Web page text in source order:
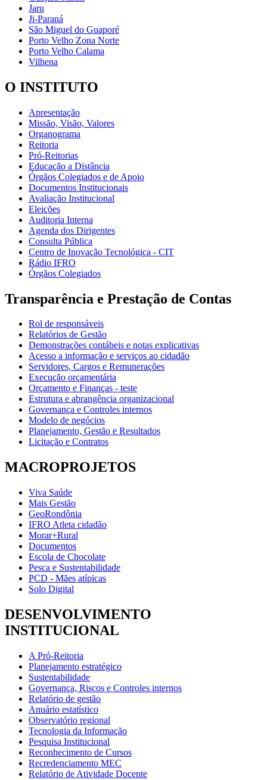
Jaru
Ji-Paraná
São Miguel do Guaporé
Porto Velho Zona Norte
Porto Velho Calama
Vilhena
O INSTITUTO
Apresentação
Missão, Visão, Valores
Organograma
Reitoria
Pró-Reitorias
Educação a Distância
Órgãos Colegiados e de Apoio
Documentos Institucionais
Avaliação Institucional
Eleições
Auditoria Interna
Agenda dos Dirigentes
Consulta Pública
Centro de Inovação Tecnológica - CIT
Rádio IFRO
Órgãos Colegiados
Transparência e Prestação de Contas
Rol de responsáveis
Relatórios de Gestão
Demonstrações contábeis e notas explicativas
Acesso a informação e serviços ao cidadão
Servidores, Cargos e Remunerações
Execução orçamentária
Orçamento e Finanças - teste
Estrutura e abrangência organizacional
Governança e Controles internos
Modelo de negócios
Planejamento, Gestão e Resultados
Licitação e Contratos
MACROPROJETOS
Viva Saúde
Mais Gestão
GeoRondônia
IFRO Atleta cidadão
Morar+Rural
Documentos
Escola de Chocolate
Pesca e Sustentabilidade
PCD - Mães atípicas
Solo Digital
DESENVOLVIMENTO
INSTITUCIONAL
A Pró-Reitoria
Planejamento estratégico
Sustentabilidade
Governança, Riscos e Controles internos
Relatório de gestão
Anuário estatístico
Observatório regional
Tecnologia da Informação
Pesquisa Institucional
Reconhecimento de Cursos
Recredenciamento MEC
Relatório de Atividade Docente